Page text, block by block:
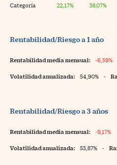
Categoría 22,17% 38,07%
Rentabilidad/Riesgo a 1 año
Rentabilidad media mensual: -6,59%
Volatilidad anualizada: 54,90% -
Rentabilidad/Riesgo a 3 años
Rentabilidad media mensual: -9,17%
Volatilidad anualizada: 53,87% -